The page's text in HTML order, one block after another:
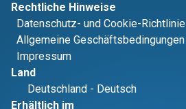
Rechtliche Hinweise
Datenschutz- und Cookie-Richtlinie
Allgemeine Geschäftsbedingungen
Impressum
Land
Deutschland - Deutsch
Erhältlich im